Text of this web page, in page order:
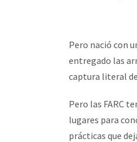
Pero nació con
entregado las
captura literal
Pero las FARC
lugares para
prácticas que